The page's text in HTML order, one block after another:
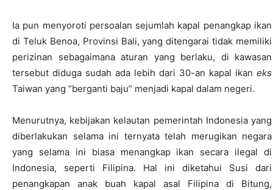
Ia pun menyoroti persoalan sejumlah kapal penangkap ikan
di Teluk Benoa, Provinsi Bali, yang ditengarai tidak memiliki
perizinan sebagaimana aturan yang berlaku, di kawasan
tersebut diduga sudah ada lebih dari 30-an kapal ikan eks
Taiwan yang “berganti baju” menjadi kapal dalam negeri.
Menurutnya, kebijakan kelautan pemerintah Indonesia yang
diberlakukan selama ini ternyata telah merugikan negara
yang selama ini biasa menangkap ikan secara ilegal di
Indonesia, seperti Filipina. Hal ini diketahui Susi dari
penangkapan anak buah kapal asal Filipina di Bitung,